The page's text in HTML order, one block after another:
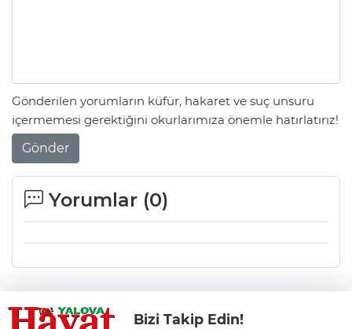
Gönderilen yorumların küfür, hakaret ve suç unsuru
içermemesi gerektiğini okurlarımıza önemle hatırlatırız!
Gönder
Yorumlar (0)
Bizi Takip Edin!